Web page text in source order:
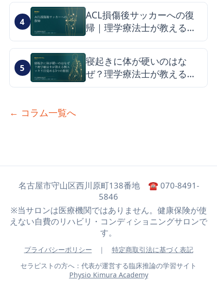
4
ACL損傷後サッカーへの復
帰｜理学療法士が教える最
短ロードマップと再発予防
5
寝起きに体が硬いのはな
ぜ？理学療法士が教える朝
スッキリ目覚める3つの原因
← コラム一覧へ
名古屋市守山区西川原町138番地 ☎ 070-8491-
5846
※当サロンは医療機関ではありません。健康保険が使
えない自費のリハビリ・コンディショニングサロンで
す。
プライバシーポリシー ｜
特定商取引法に基づく表記
セラピストの方へ：代表が運営する臨床推論の学習サイト
Physio Kimura Academy